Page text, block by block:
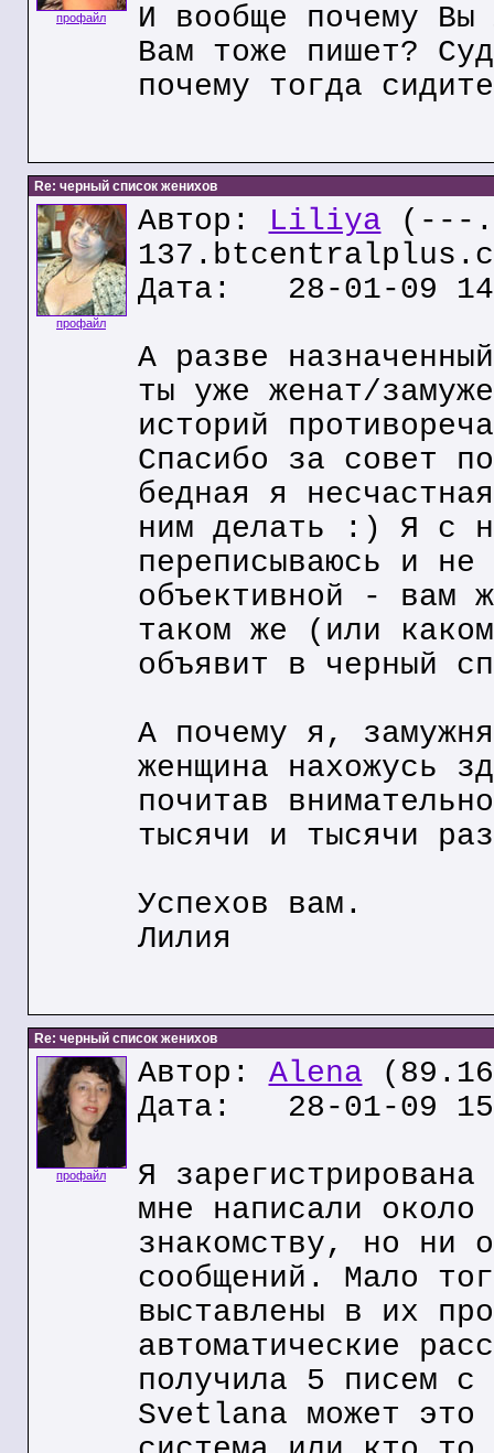
профайл
И вообще почему Вы
Вам тоже пишет?
почему тогда
Re: черный список женихов
профайл
Автор: Liliya (---
Дата: 28-01-09
А разве
ты уже женат/
историй
Спасибо за совет
бедная я
ним делать :) Я с
переписываюсь и
объективной - вам
таком же (или
объявит в черный
А почему я,
женщина нахожусь
почитав
тысячи и тысячи
Успехов вам.
Лилия
Re: черный список женихов
профайл
Автор: Alena
Дата: 28-01-09
Я
мне написали
знакомству, но ни
сообщений. Мало
выставлены в их
автоматические
получила 5 писем
Svetlana может